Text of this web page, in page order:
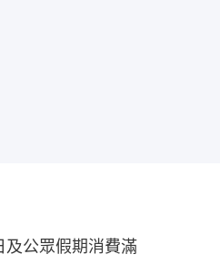
及公眾假期消費滿